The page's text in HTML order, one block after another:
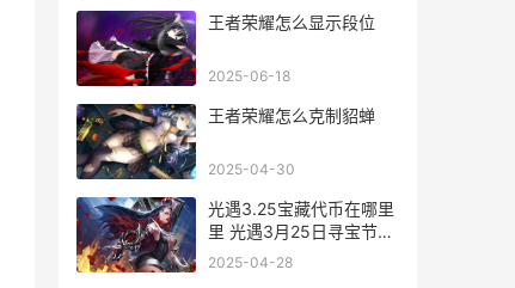
王者荣耀怎么显示段位
2025-06-18
王者荣耀怎么克制貂蝉
2025-04-30
光遇3.25宝藏代币在哪里
里 光遇3月25日寻宝节代
币收集策略 光遇藏宝图有
2025-04-28